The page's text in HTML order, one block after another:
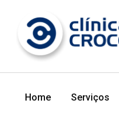
content
Home Serviços